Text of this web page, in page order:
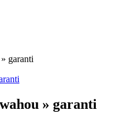
garanti
» garanti